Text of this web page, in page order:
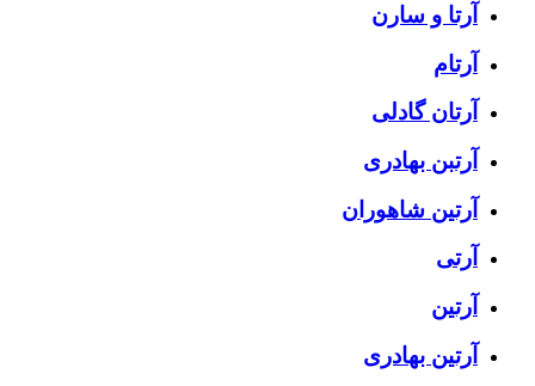
آرتا و سارن
آرتام
آرتان گادلی
آرتبن بهادری
آرتين شاهوران
آرتی
آرتین
آرتین بهادری